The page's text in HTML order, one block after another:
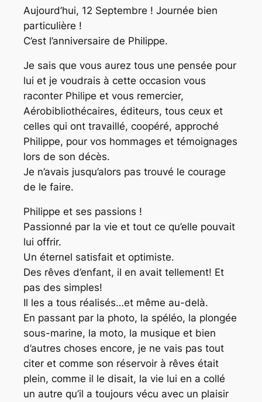
Aujourd’hui, 12 Septembre ! Journée bien
particulière !
C’est l’anniversaire de Philippe.
Je sais que vous aurez tous une pensée pour
lui et je voudrais à cette occasion vous
raconter Philipe et vous remercier,
Aérobibliothécaires, éditeurs, tous ceux et
celles qui ont travaillé, coopéré, approché
Philippe, pour vos hommages et témoignages
lors de son décès.
Je n’avais jusqu’alors pas trouvé le courage
de le faire.
Philippe et ses passions !
Passionné par la vie et tout ce qu’elle pouvait
lui offrir.
Un éternel satisfait et optimiste.
Des rêves d’enfant, il en avait tellement! Et
pas des simples!
Il les a tous réalisés…et même au-delà.
En passant par la photo, la spéléo, la plongée
sous-marine, la moto, la musique et bien
d’autres choses encore, je ne vais pas tout
citer et comme son réservoir à rêves était
plein, comme il le disait, la vie lui en a collé
un autre qu’il a toujours vécu avec un plaisir